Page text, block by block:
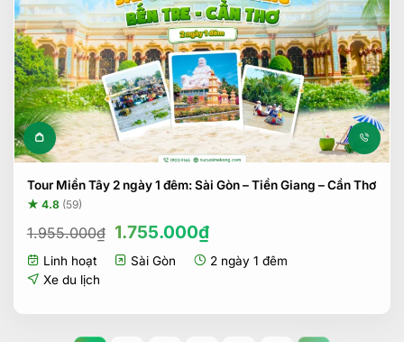
Tour Miền Tây 2 ngày 1 đêm: Sài Gòn – Tiền Giang – Cần Thơ
★ 4.8 (59)
1.955.000₫ Giá
là:
1.755.000₫Giá
hiện
tại
Linh hoạt Sài Gòn
2 ngày 1 đêm
Xe du lịch